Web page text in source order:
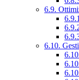
6.9.
6.10.